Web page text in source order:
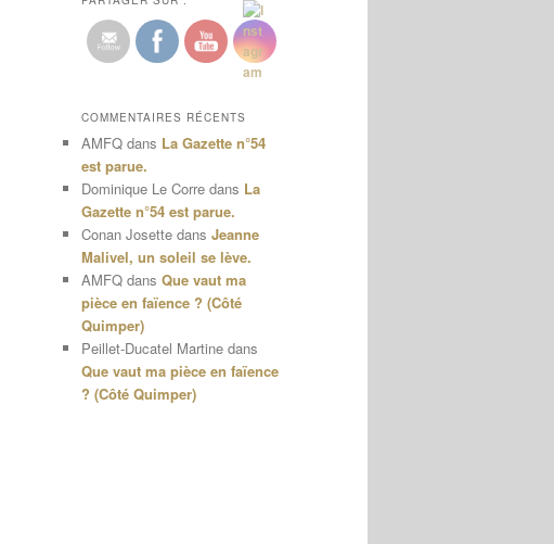
COMMENTAIRES RÉCENTS
AMFQ dans La Gazette n°54
est parue.
Dominique Le Corre dans La
Gazette n°54 est parue.
Conan Josette dans Jeanne
Malivel, un soleil se lève.
AMFQ dans Que vaut ma
pièce en faïence ? (Côté
Quimper)
Peillet-Ducatel Martine dans
Que vaut ma pièce en faïence
? (Côté Quimper)